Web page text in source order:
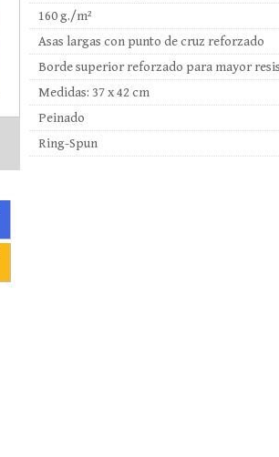
160 g./m²
Asas largas con punto de cruz reforzado
Borde superior reforzado para mayor
Medidas: 37 x 42 cm
Peinado
Ring-Spun